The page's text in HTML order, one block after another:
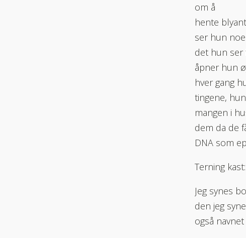
om å
hente
ser hun
det hun ser
åpner hun
hver gang
tingene,
mangen i
dem da de
DNA som
Terning
Jeg synes
den jeg
også